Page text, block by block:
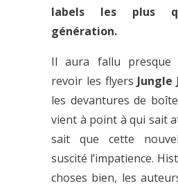
labels les plus
génération.
Il aura fallu
revoir les flyers Jungle
les devantures de
vient à point à qui sait
sait que cette
suscité l’impatience.
choses bien, les